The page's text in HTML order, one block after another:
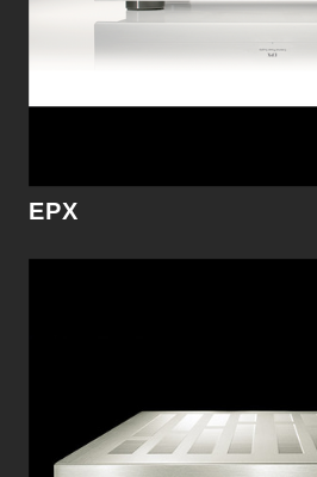
EPX
WATT是Audionet在綜和擴大